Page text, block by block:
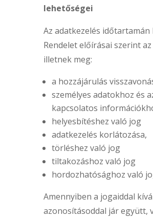
lehetőségei
Az adatkezelés időtartamán
Rendelet előírásai szerint
illetnek meg:
a hozzájárulás
személyes adatokhoz és
kapcsolatos
helyesbítéshez való jog
adatkezelés korlátozása,
törléshez való jog
tiltakozáshoz való jog
hordozhatósághoz való
Amennyiben a jogaiddal
azonosításoddal jár együtt,